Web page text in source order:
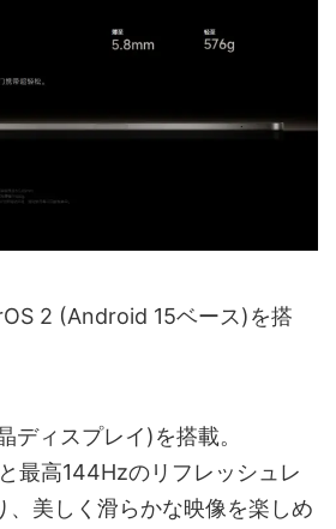
2 (Android 15ベース)を搭
ディスプレイ)を搭載。
最高144Hzのリフレッシュレ
、美しく滑らかな映像を楽しめ